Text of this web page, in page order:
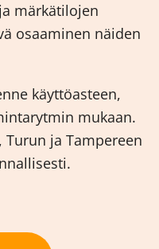
märkätilojen
osaaminen näiden
käyttöasteen,
mukaan.
ja Tampereen